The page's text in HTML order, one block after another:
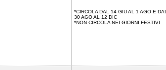
*CIRCOLA DAL 14 GIU AL 1 AGO E DAL
30 AGO AL 12 DIC
*NON CIRCOLA NEI GIORNI FESTIVI